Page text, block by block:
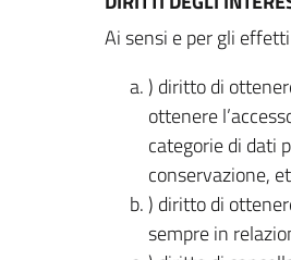
Ai sensi e per gli
) diritto di
ottenere
categorie di dati
conservazione,
) diritto di
sempre in